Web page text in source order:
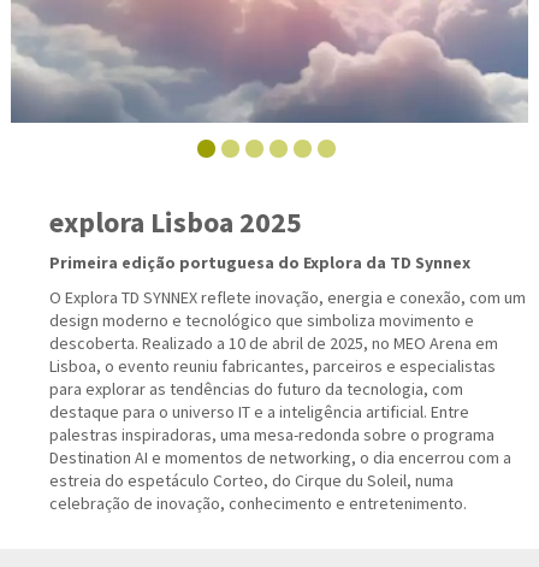
explora Lisboa 2025
Primeira edição portuguesa do Explora da TD Synnex
O Explora TD SYNNEX reflete inovação, energia e conexão, com um
design moderno e tecnológico que simboliza movimento e
descoberta. Realizado a 10 de abril de 2025, no MEO Arena em
Lisboa, o evento reuniu fabricantes, parceiros e especialistas
para explorar as tendências do futuro da tecnologia, com
destaque para o universo IT e a inteligência artificial. Entre
palestras inspiradoras, uma mesa-redonda sobre o programa
Destination AI e momentos de networking, o dia encerrou com a
estreia do espetáculo Corteo, do Cirque du Soleil, numa
celebração de inovação, conhecimento e entretenimento.